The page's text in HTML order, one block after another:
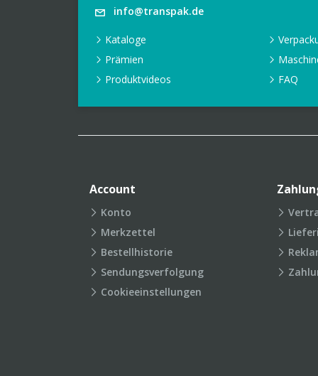
info@transpak.de
Kataloge
Prämien
Produktvideos
FAQ
Account
Konto
Merkzettel
Bestellhistorie
Sendungsverfolgung
Cookieeinstellungen